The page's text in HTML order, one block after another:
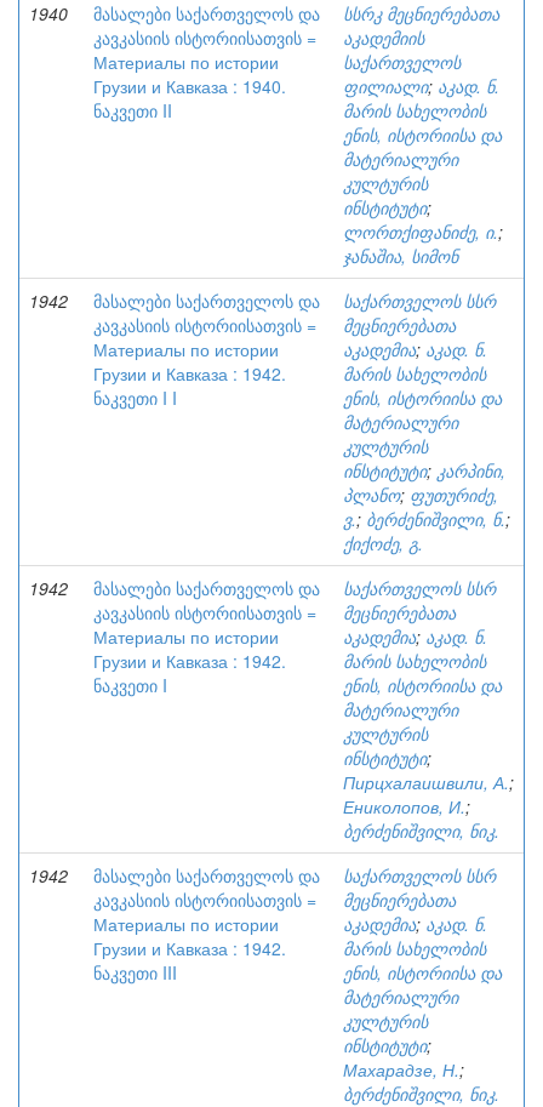
1940
მასალები საქართველოს და
კავკასიის ისტორიისათვის =
Материалы по истории
Грузии и Кавказа : 1940.
ნაკვეთი II
სსრკ მეცნიერებათა
აკადემიის
საქართველოს
ფილიალი; აკად. ნ.
მარის სახელობის
ენის, ისტორიისა და
მატერიალური
კულტურის
ინსტიტუტი;
ლორთქიფანიძე, ი.;
ჯანაშია, სიმონ
1942
მასალები საქართველოს და
კავკასიის ისტორიისათვის =
Материалы по истории
Грузии и Кавказа : 1942.
ნაკვეთი I I
საქართველოს სსრ
მეცნიერებათა
აკადემია; აკად. ნ.
მარის სახელობის
ენის, ისტორიისა და
მატერიალური
კულტურის
ინსტიტუტი; კარპინი,
პლანო; ფუთურიძე,
ვ.; ბერძენიშვილი, ნ.;
ქიქოძე, გ.
1942
მასალები საქართველოს და
კავკასიის ისტორიისათვის =
Материалы по истории
Грузии и Кавказа : 1942.
ნაკვეთი I
საქართველოს სსრ
მეცნიერებათა
აკადემია; აკად. ნ.
მარის სახელობის
ენის, ისტორიისა და
მატერიალური
კულტურის
ინსტიტუტი;
Пирцхалаишвили, А.;
Ениколопов, И.;
ბერძენიშვილი, ნიკ.
1942
მასალები საქართველოს და
კავკასიის ისტორიისათვის =
Материалы по истории
Грузии и Кавказа : 1942.
ნაკვეთი III
საქართველოს სსრ
მეცნიერებათა
აკადემია; აკად. ნ.
მარის სახელობის
ენის, ისტორიისა და
მატერიალური
კულტურის
ინსტიტუტი;
Махарадзе, Н.;
ბერძენიშვილი, ნიკ.